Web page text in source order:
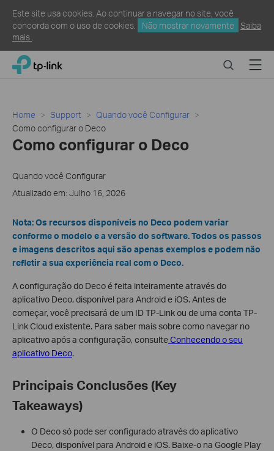
Este site usa cookies. Ao continuar a navegar no site, você
concorda com o uso de cookies.
Não mostrar novamente
Saiba
mais
Click
navigation
TP-Link, Reliably Smart SearchMenu
Home Support
Quando você Configurar
Como configurar o Deco
Como configurar o Deco
Quando você Configurar
Atualizado em: Julho 16, 2026
Nota: Os recursos disponíveis no Deco podem variar
conforme o modelo e a versão do software. Todos os passos
e imagens descritos aqui são apenas exemplos e podem não
refletir a sua experiência real com o Deco.
A configuração do Deco é feita inteiramente através do
aplicativo Deco, disponível para Android e iOS. Antes de
começar, você precisará de um ID TP-Link ou de uma conta TP-
Link Cloud existente. Para saber mais sobre como navegar no
aplicativo após a configuração, consulteConhecendo o seu
aplicativo Deco.
Principais Conclusões (Key
Takeaways)
O Deco só pode ser configurado através do aplicativo
Deco, disponível para Android e iOS. Baixe-o na Google Play